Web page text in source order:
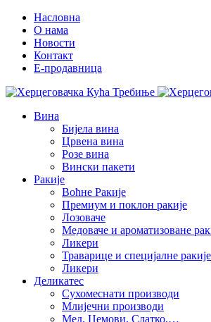
Насловна
О нама
Новости
Контакт
E-продавница
Вина
Бијела вина
Црвена вина
Розе вина
Вински пакети
Ракије
Воћне Ракије
Премиум и поклон ракије
Лозоваче
Медоваче и ароматизоване
Ликери
Траварице и специјалне ракије
Ликери
Деликатес
Сухомеснати производи
Млијечни производи
Мед, Џемови, Слатко,…